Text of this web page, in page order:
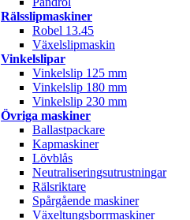
Rälsslipmaskiner
Robel 13.45
Växelslipmaskin
Vinkelslipar
Vinkelslip 125 mm
Vinkelslip 180 mm
Vinkelslip 230 mm
Övriga maskiner
Ballastpackare
Kapmaskiner
Lövblås
Neutraliseringsutrustningar
Rälsriktare
Spårgående maskiner
Växeltungsborrmaskiner